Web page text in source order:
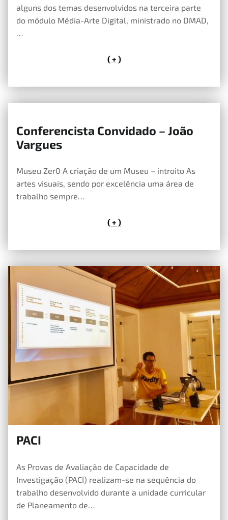
alguns dos temas desenvolvidos na terceira parte
do módulo Média-Arte Digital, ministrado no DMAD,
( + )
Conferencista Convidado – João
Vargues
Museu Zer0 A criação de um Museu – introito As
artes visuais, sendo por excelência uma área de
trabalho sempre…
( + )
4 de Maio, 2020
PACI
As Provas de Avaliação de Capacidade de
Investigação (PACI) realizam-se na sequência do
trabalho desenvolvido durante a unidade curricular
de Planeamento de…